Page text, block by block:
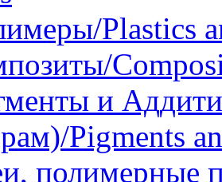
Plastics
и
Pigments
полимерные